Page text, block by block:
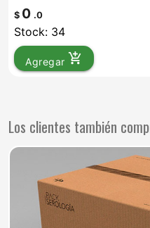
$ 0 .0
Stock: 34
Agregar add_shopping_cart
Los clientes también